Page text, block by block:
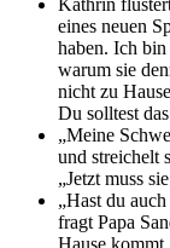
eines neuen
haben. Ich bin
warum sie
nicht zu
Du solltest
„Meine
und streichelt
„Jetzt muss
„Hast du
fragt Papa
Hause